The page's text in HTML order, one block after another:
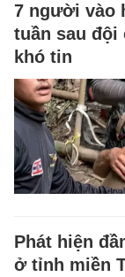
7 người vào
tuần sau đội
khó tin
Phát hiện
ở tỉnh miền